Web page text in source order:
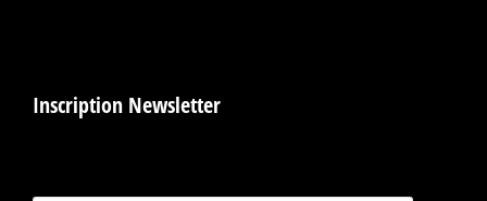
Inscription Newsletter